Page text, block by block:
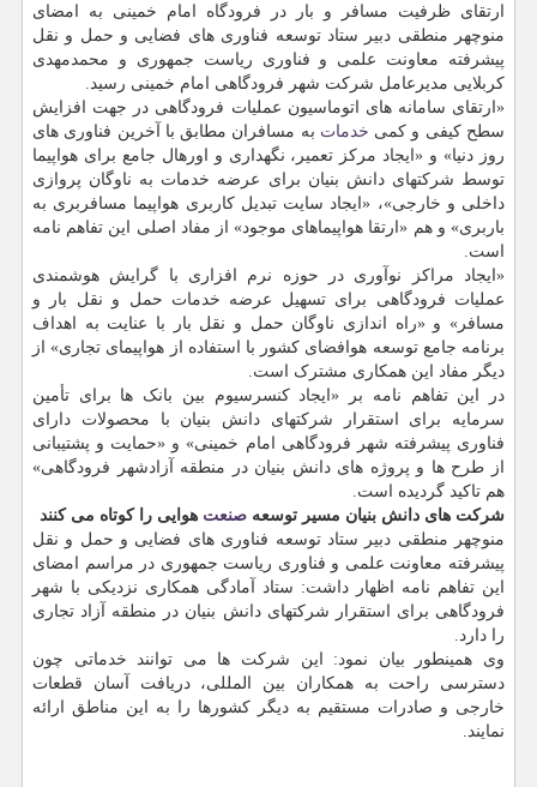
ارتقای ظرفیت مسافر و بار در فرودگاه امام خمینی به امضای
منوچهر منطقی دبیر ستاد توسعه فناوری های فضایی و حمل و نقل
پیشرفته معاونت علمی و فناوری ریاست جمهوری و محمدمهدی
کربلایی مدیرعامل شرکت شهر فرودگاهی امام خمینی رسید.
«ارتقای سامانه های اتوماسیون عملیات فرودگاهی در جهت افزایش
سطح کیفی و کمی خدمات به مسافران مطابق با آخرین فناوری های
روز دنیا» و «ایجاد مرکز تعمیر، نگهداری و اورهال جامع برای هواپیما
توسط شرکتهای دانش بنیان برای عرضه خدمات به ناوگان پروازی
داخلی و خارجی»، «ایجاد سایت تبدیل کاربری هواپیما مسافربری به
باربری» و هم «ارتقا هواپیماهای موجود» از مفاد اصلی این تفاهم نامه
است.
«ایجاد مراکز نوآوری در حوزه نرم افزاری با گرایش هوشمندی
عملیات فرودگاهی برای تسهیل عرضه خدمات حمل و نقل بار و
مسافر» و «راه اندازی ناوگان حمل و نقل بار با عنایت به اهداف
برنامه جامع توسعه هوافضای کشور با استفاده از هواپیمای تجاری» از
دیگر مفاد این همکاری مشترک است.
در این تفاهم نامه بر «ایجاد کنسرسیوم بین بانک ها برای تأمین
سرمایه برای استقرار شرکتهای دانش بنیان با محصولات دارای
فناوری پیشرفته شهر فرودگاهی امام خمینی» و «حمایت و پشتیبانی
از طرح ها و پروژه های دانش بنیان در منطقه آزادشهر فرودگاهی»
هم تاکید گردیده است.
شرکت های دانش بنیان مسیر توسعه صنعت هوایی را کوتاه می کنند
منوچهر منطقی دبیر ستاد توسعه فناوری های فضایی و حمل و نقل
پیشرفته معاونت علمی و فناوری ریاست جمهوری در مراسم امضای
این تفاهم نامه اظهار داشت: ستاد آمادگی همکاری نزدیکی با شهر
فرودگاهی برای استقرار شرکتهای دانش بنیان در منطقه آزاد تجاری
را دارد.
وی همینطور بیان نمود: این شرکت ها می توانند خدماتی چون
دسترسی راحت به همکاران بین المللی، دریافت آسان قطعات
خارجی و صادرات مستقیم به دیگر کشورها را به این مناطق ارائه
نمایند.